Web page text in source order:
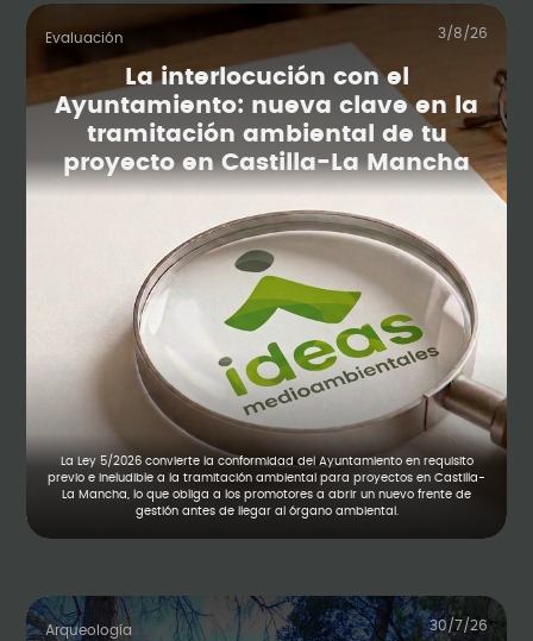
Evaluación 3/8/26
La interlocución con el
Ayuntamiento: nueva clave en la
tramitación ambiental de tu
proyecto en Castilla-La Mancha
La Ley 5/2026 convierte la conformidad del Ayuntamiento en requisito
previo e ineludible a la tramitación ambiental para proyectos en Castilla-
La Mancha, lo que obliga a los promotores a abrir un nuevo frente de
gestión antes de llegar al órgano ambiental.
Arqueología 30/7/26